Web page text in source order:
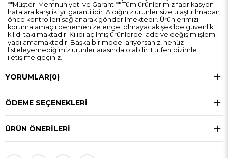
**Müşteri Memnuniyeti ve Garanti** Tüm ürünlerimiz fabrikasyon
hatalara karşı iki yıl garantilidir. Aldığınız ürünler size ulaştırılmadan
önce kontrolleri sağlanarak gönderilmektedir. Ürünlerimizi
koruma amaçlı denemenize engel olmayacak şekilde güvenlik
kilidi takılmaktadır. Kilidi açılmış ürünlerde iade ve değişim işlemi
yapılamamaktadır. Başka bir model arıyorsanız, henüz
listeleyemediğimiz ürünler arasında olabilir. Lütfen bizimle
iletişime geçiniz.
YORUMLAR(0)
ÖDEME SEÇENEKLERI
ÜRÜN ÖNERILERI